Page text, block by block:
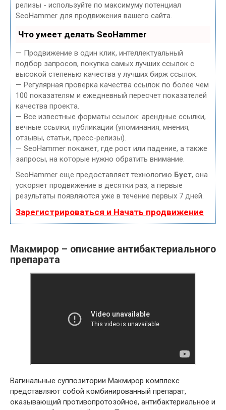
релизы - используйте по максимуму потенциал
SeoHammer для продвижения вашего сайта.
Что умеет делать SeoHammer
— Продвижение в один клик, интеллектуальный
подбор запросов, покупка самых лучших ссылок с
высокой степенью качества у лучших бирж ссылок.
— Регулярная проверка качества ссылок по более чем
100 показателям и ежедневный пересчет показателей
качества проекта.
— Все известные форматы ссылок: арендные ссылки,
вечные ссылки, публикации (упоминания, мнения,
отзывы, статьи, пресс-релизы).
— SeoHammer покажет, где рост или падение, а также
запросы, на которые нужно обратить внимание.
SeoHammer еще предоставляет технологию Буст, она
ускоряет продвижение в десятки раз, а первые
результаты появляются уже в течение первых 7 дней.
Зарегистрироваться и Начать продвижение
Макмирор – описание антибактериального
препарата
Вагинальные суппозитории Макмирор комплекс
представляют собой комбинированный препарат,
оказывающий противопротозойное, антибактериальное и